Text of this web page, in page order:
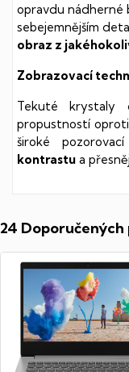
opravdu nádherné
sebejemnějším
obraz z
Zobrazovací
Tekuté krystaly
propustností
široké
kontrastu a
24